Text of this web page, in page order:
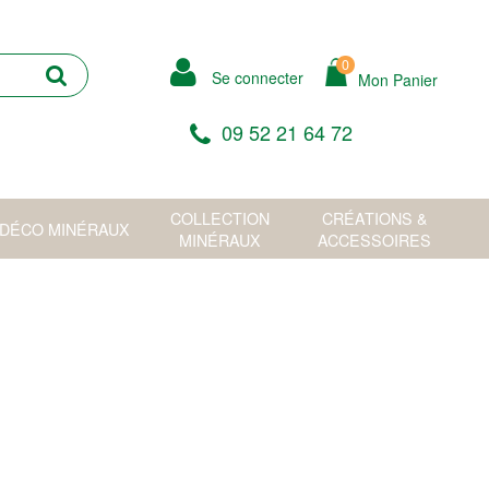
0
Mon Panier
Se connecter
09 52 21 64 72
DÉCO MINÉRAUX
COLLECTION
MINÉRAUX
CRÉATIONS &
ACCESSOIRES